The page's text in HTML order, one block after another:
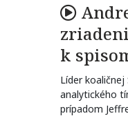
k
Líder koaličnej
analytického
prípadom